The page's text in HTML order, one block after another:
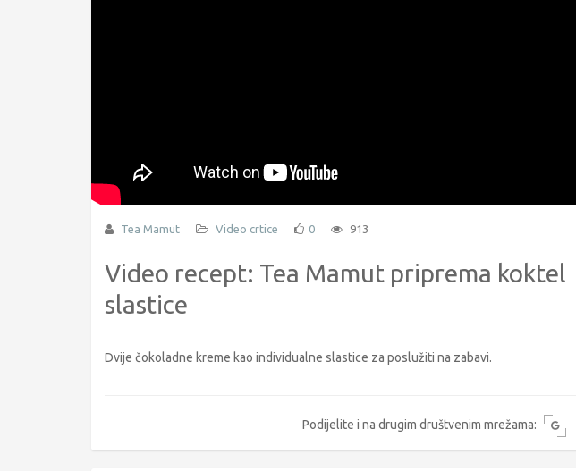
Tea Mamut Video crtice 0 913
Video recept: Tea Mamut priprema koktel
slastice
Dvije čokoladne kreme kao individualne slastice za poslužiti na zabavi.
Podijelite i na drugim društvenim mrežama: